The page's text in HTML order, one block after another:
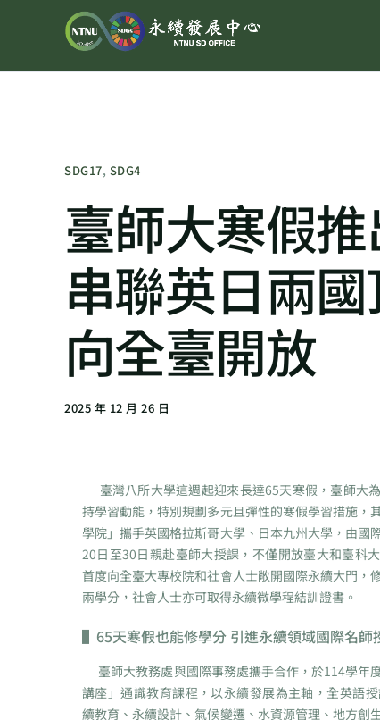
SDG17, SDG4
臺師大寒假
串聯英日兩
向全臺開放
2025 年 12 月 26 日
臺灣八所大學這週起迎來長達65天寒假，臺師大
持學習動能，特別規劃多元且彈性的寒假學習措施，
學院」攜手英國格拉斯哥大學、日本九州大學，由國
20日至30日親赴臺師大授課，不僅開放臺大和臺科
首度向全臺大專校院和社會人士敞開國際永續大門，
兩學分，社會人士亦可取得永續微學程結訓證書。
▌ 65天寒假也能修學分 引進永續領域國際名師
臺師大教務處與國際事務處攜手合作，於114學年
講座」通識教育課程，以永續發展為主軸，全英語
續教育、永續設計、氣候變遷、水資源管理、地方創